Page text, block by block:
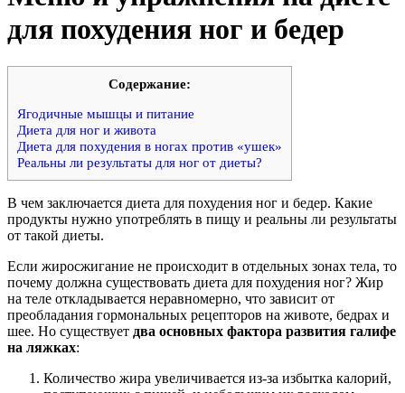
для похудения ног и бедер
Cодержание:
Ягодичные мышцы и питание
Диета для ног и живота
Диета для похудения в ногах против «ушек»
Реальны ли результаты для ног от диеты?
В чем заключается диета для похудения ног и бедер. Какие
продукты нужно употреблять в пищу и реальны ли результаты
от такой диеты.
Если жиросжигание не происходит в отдельных зонах тела, то
почему должна существовать диета для похудения ног? Жир
на теле откладывается неравномерно, что зависит от
преобладания гормональных рецепторов на животе, бедрах и
шее. Но существует два основных фактора развития галифе
на ляжках:
Количество жира увеличивается из-за избытка калорий,